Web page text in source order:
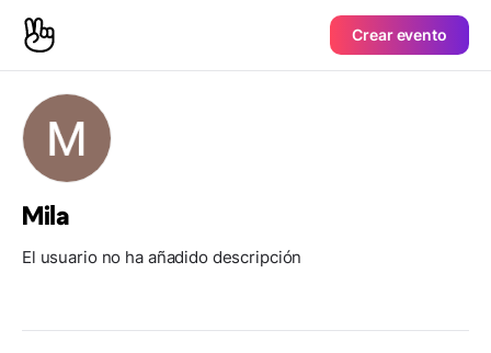
Crear evento
Mila
El usuario no ha añadido descripción